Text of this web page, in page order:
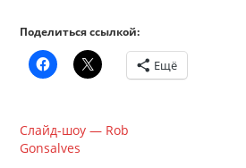
Поделиться ссылкой:
Ещё
Слайд-шоу — Rob
Gonsalves